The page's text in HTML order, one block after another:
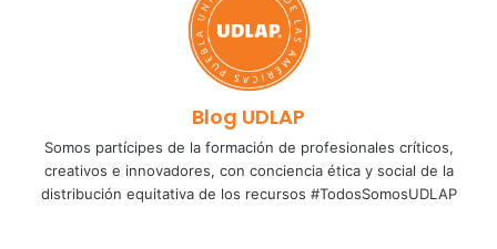
Blog UDLAP
Somos partícipes de la formación de profesionales críticos,
creativos e innovadores, con conciencia ética y social de la
distribución equitativa de los recursos #TodosSomosUDLAP